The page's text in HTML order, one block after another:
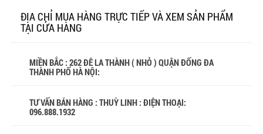
ĐỊA CHỈ MUA HÀNG TRỰC TIẾP VÀ XEM SẢN PHẨM
TẠI CỬA HÀNG
MIỀN BẮC : 262 ĐÊ LA THÀNH ( NHỎ ) QUẬN ĐỐNG ĐA
THÀNH PHỐ HÀ NỘI:
TƯ VẤN BÁN HÀNG : THUỲ LINH : ĐIỆN THOẠI:
096.888.1932